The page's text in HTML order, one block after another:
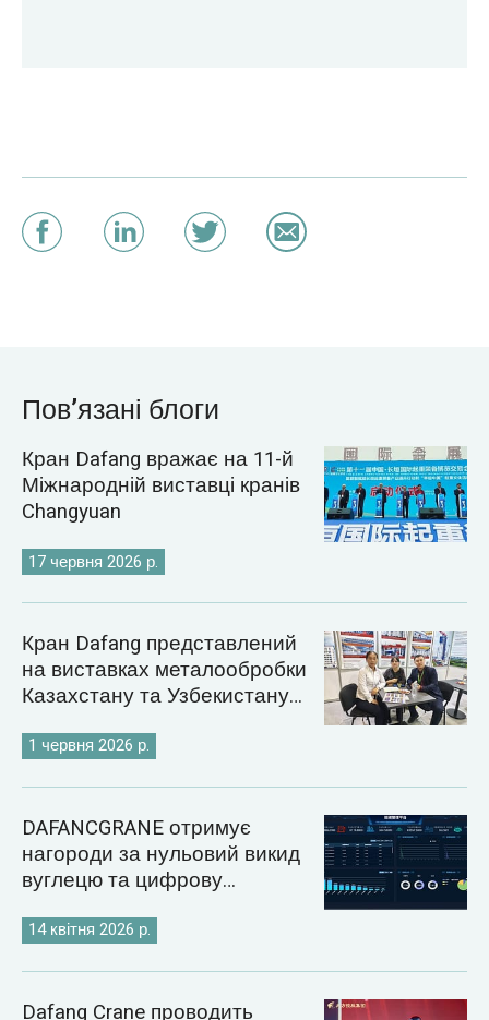
Пов’язані блоги
Кран Dafang вражає на 11-й
Міжнародній виставці кранів
Changyuan
17 червня 2026 р.
Кран Dafang представлений
на виставках металообробки
Казахстану та Узбекистану
1 червня 2026 р.
DAFANCGRANE отримує
нагороди за нульовий викид
вуглецю та цифрову
14 квітня 2026 р.
Dafang Crane проводить